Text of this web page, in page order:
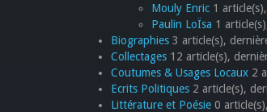
Mouly Enric 1
Paulin LoÏsa 1
Biographies 3 article(s),
Collectages 12 article(s),
Coutumes & Usages Locaux 2
Ecrits Politiques 2 article(s),
Littérature et Poésie 0